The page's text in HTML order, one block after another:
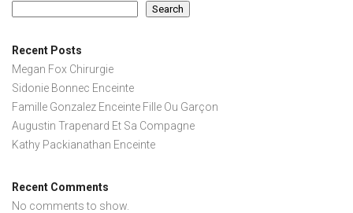
Search
Recent Posts
Megan Fox Chirurgie
Sidonie Bonnec Enceinte
Famille Gonzalez Enceinte Fille Ou Garçon
Augustin Trapenard Et Sa Compagne
Kathy Packianathan Enceinte
Recent Comments
No comments to show.